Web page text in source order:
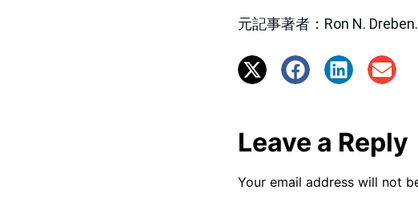
元記事著者：Ron N.
Leave a Reply
Your email address will not